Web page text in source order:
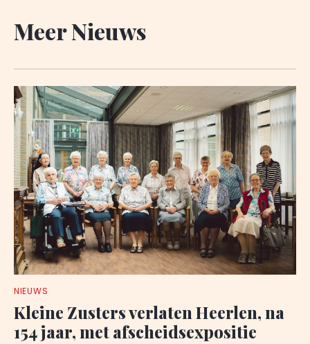
Meer Nieuws
NIEUWS
Kleine Zusters verlaten Heerlen, na
154 jaar, met afscheidsexpositie